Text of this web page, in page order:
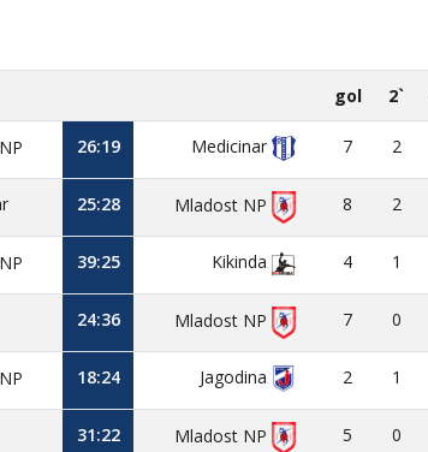
gol 2`
26:19 Medicinar 7 2
25:28 Mladost NP 8 2
39:25 Kikinda 4 1
24:36 Mladost NP 7 0
18:24 Jagodina 2 1
31:22 Mladost NP 5 0